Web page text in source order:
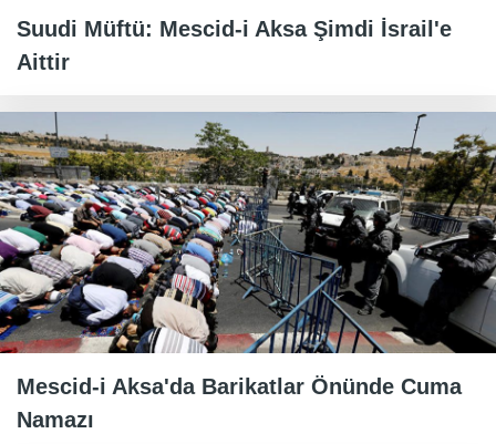
Suudi Müftü: Mescid-i Aksa Şimdi İsrail'e
Aittir
Mescid-i Aksa'da Barikatlar Önünde Cuma
Namazı